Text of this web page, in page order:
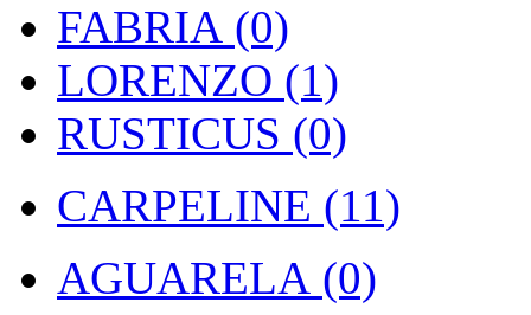
FABRIA (0)
LORENZO (1)
RUSTICUS (0)
CARPELINE (11)
AGUARELA (0)